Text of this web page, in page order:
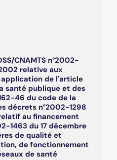
CNAMTS n°2002-
relative aux
application de l'article
santé publique et des
46 du code de la
décrets n°2002-1298
au financement
1463 du 17 décembre
de qualité et
de fonctionnement
de santé